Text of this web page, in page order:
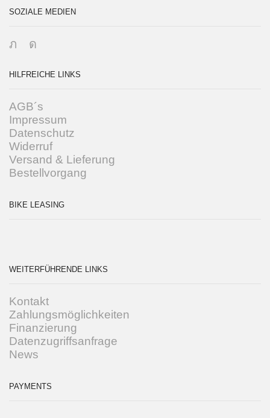
SOZIALE MEDIEN
TwitterInstagram
HILFREICHE LINKS
AGB´s
Impressum
Datenschutz
Widerruf
Versand & Lieferung
Bestellvorgang
BIKE LEASING
WEITERFÜHRENDE LINKS
Kontakt
Zahlungsmöglichkeiten
Finanzierung
Datenzugriffsanfrage
News
PAYMENTS